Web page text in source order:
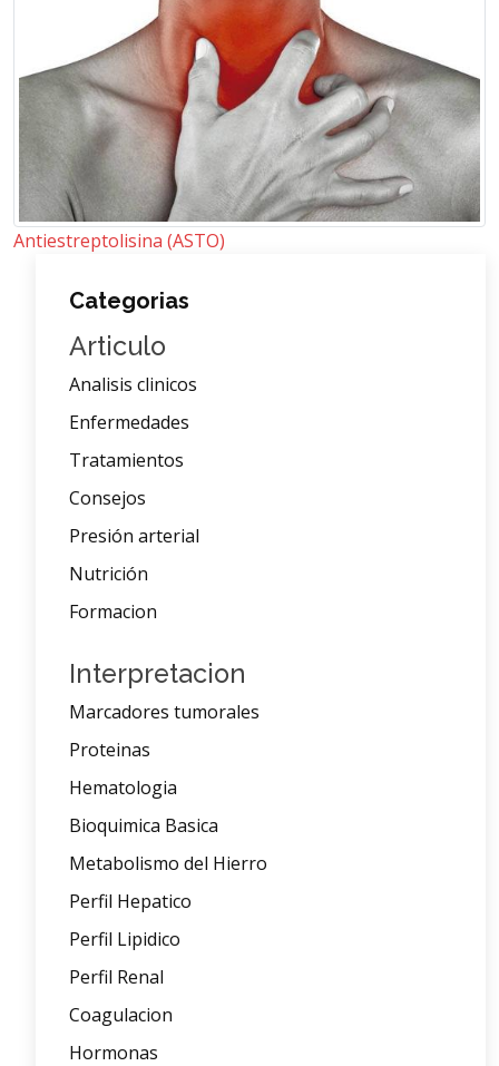
Antiestreptolisina (ASTO)
Categorias
Articulo
Analisis clinicos
Enfermedades
Tratamientos
Consejos
Presión arterial
Nutrición
Formacion
Interpretacion
Marcadores tumorales
Proteinas
Hematologia
Bioquimica Basica
Metabolismo del Hierro
Perfil Hepatico
Perfil Lipidico
Perfil Renal
Coagulacion
Hormonas